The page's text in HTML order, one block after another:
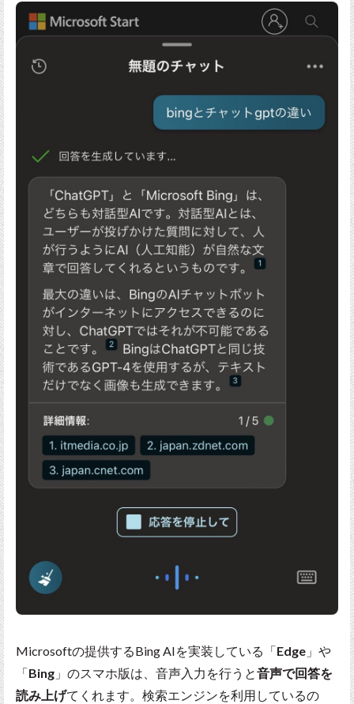
Microsoftの提供するBing AIを実装している「Edge 」や
「Bing 」のスマホ版は、音声入力を行うと音声で回答を
読み上げてくれます。検索エンジンを利用しているの